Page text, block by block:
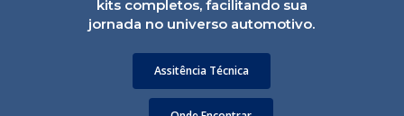
kits completos, facilitando sua
jornada no universo automotivo.
Assitência Técnica